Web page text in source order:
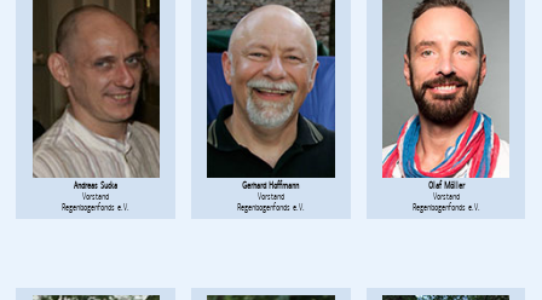
Andreas Sucka
Vorstand
Regenbogenfonds e.V.
Gerhard Hoffmann
Vorstand
Regenbogenfonds e.V.
Olaf Möller
Vorstand
Regenbogenfonds e.V.